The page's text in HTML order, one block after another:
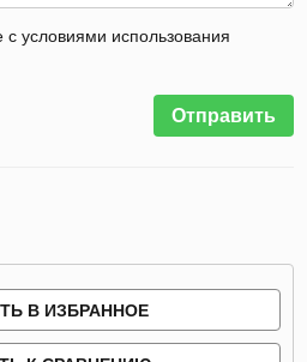
условиями использования
Отправить
В ИЗБРАННОЕ